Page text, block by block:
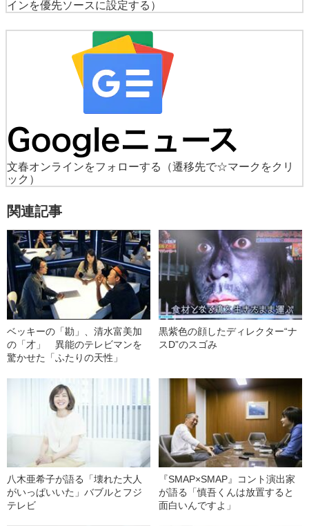
インを優先ソースに設定する）
文春オンラインをフォローする
（遷移先で☆マークをクリ
ック）
関連記事
ベッキーの「勘」、清水富美加
の「才」 異能のテレビマンを
驚かせた「ふたりの天性」
黒紫色の顔したディレクター“ナ
スD”のスゴみ
八木亜希子が語る「壊れた大人
がいっぱいいた」バブルとフジ
テレビ
『SMAP×SMAP』コント演出家
が語る「慎吾くんは放置すると
面白いんですよ」